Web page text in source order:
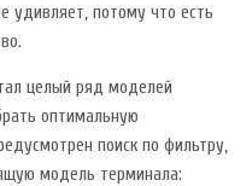
удивляет, потому что есть
целый ряд моделей
оптимальную
поиск по фильтру,
модель терминала: